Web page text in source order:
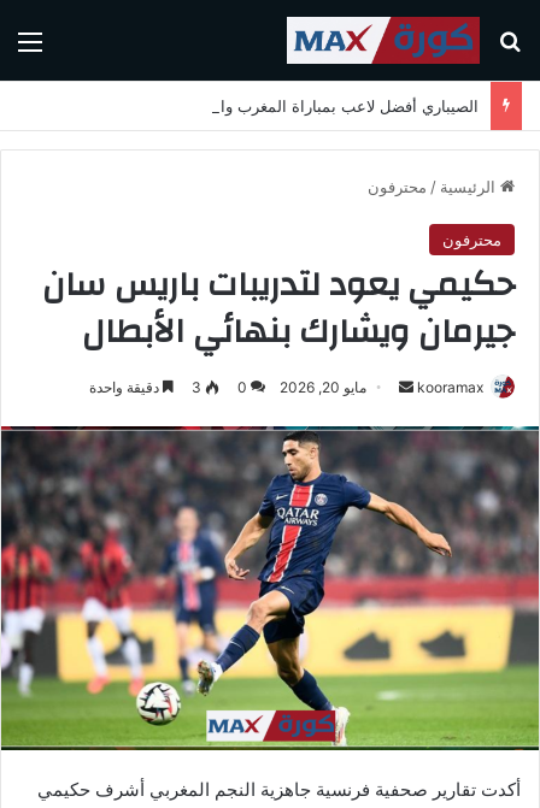
بحث عن
الرئيسية / محترفون
محترفون
حكيمي يعود لتدريبات باريس سان
جيرمان ويشارك بنهائي الأبطال
kooramax
ب
ر
ي
د
ل
ك
ت
و
مايو 20, 2026 0
3 دقيقة واحدة
أكدت تقارير صحفية فرنسية جاهزية النجم المغربي أشرف حكيمي